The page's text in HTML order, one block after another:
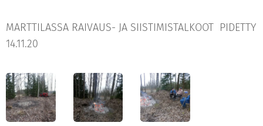
MARTTILASSA RAIVAUS- JA SIISTIMISTALKOOT PIDETTY
14.11.20